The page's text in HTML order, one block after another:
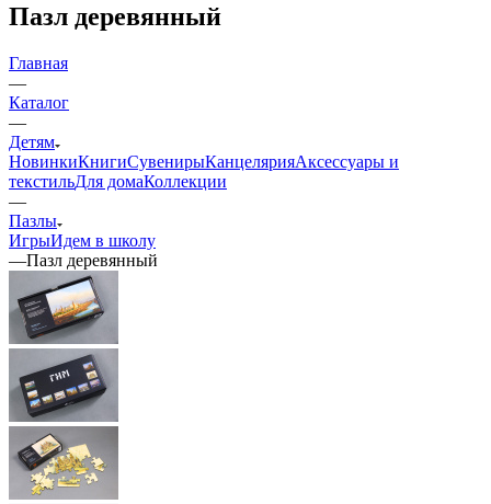
Пазл деревянный
Главная
—
Каталог
—
Детям
НовинкиКнигиСувенирыКанцелярияАксессуары и
текстильДля домаКоллекции
—
Пазлы
ИгрыИдем в школу
—Пазл деревянный